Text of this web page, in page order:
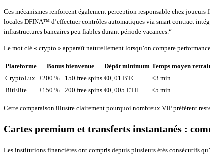
Ces mécanismes renforcent également perception responsable chez
locales DFINA™ d’effectuer contrôles automatiques via smart contract
infrastructures bancaires peu fiables durant période vacances.“
Le mot clé « crypto » apparaît naturellement lorsqu’on compare
Plateforme Bonus bienvenue Dépôt minimum Temps moyen
CryptoLux +200 % +150 free spins €0,.01 BTC <3 min
BitElite
+150 % +200 free spins €0,.005 ETH <5 min
Cette comparaison illustre clairement pourquoi nombreux VIP préfèrent
Cartes premium et transferts instantanés :
Les institutions financières ont compris depuis plusieurs étés consécutifs